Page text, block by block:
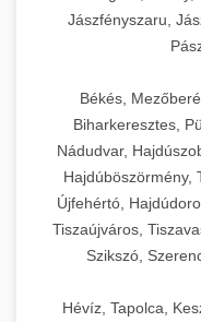
Jászfényszaru,
Békés,
Biharkeresztes,
Nádudvar,
Hajdúböszörmény,
Újfehértó,
Tiszaújváros,
Szikszó,
Hévíz, Tapolca,